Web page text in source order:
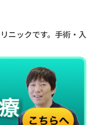
ニックです。手術・入